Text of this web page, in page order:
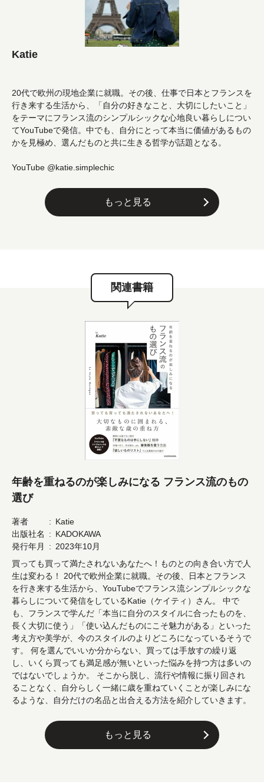
Katie
20代で欧州の現地企業に就職。その後、仕事で日本とフランスを
行き来する生活から、「自分の好きなこと、大切にしたいこと」
をテーマにフランス流のシンプルシックな心地良い暮らしについ
てYouTubeで発信。中でも、自分にとって本当に価値があるもの
かを見極め、選んだものと共に生きる哲学が話題となる。
YouTube @katie.simplechic
もっと見る
関連書籍
年齢を重ねるのが楽しみになる フランス流のもの
選び
著者
Katie
出版社名
KADOKAWA
発行年月
2023年10月
買っても買って満たされないあなたへ！ものとの向き合い方で人
生は変わる！ 20代で欧州企業に就職。その後、日本とフランス
を行き来する生活から、YouTubeでフランス流シンプルシックな
暮らしについて発信をしているKatie（ケイティ）さん。 中で
も、フランスで学んだ「本当に自分のスタイルに合ったものを、
長く大切に使う」「使い込んだものにこそ魅力がある」といった
考え方や美学が、今のスタイルのよりどころになっているそうで
す。 何を選んでいいか分からない、買っては手放すの繰り返
し、いくら買っても満足感が無いといった悩みを持つ方は多いの
ではないでしょうか。 そこから脱し、流行や情報に振り回され
ることなく、自分らしく一緒に歳を重ねていくことが楽しみにな
るような、自分だけの名品と出合える方法を紹介していきます。
もっと見る